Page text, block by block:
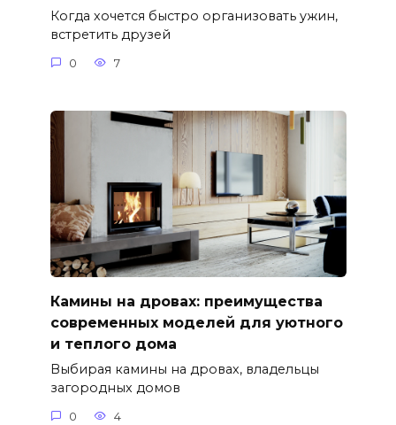
Когда хочется быстро организовать ужин,
встретить друзей
0 7
Камины на дровах: преимущества
современных моделей для уютного
и теплого дома
Выбирая камины на дровах, владельцы
загородных домов
0 4